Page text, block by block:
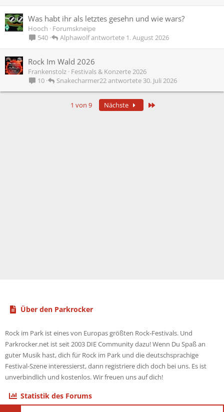
Was habt ihr als letztes gesehn und wie wars?
Hooch
Forumskneipe
540
1. August 2026
Alphawolf
Rock Im Wald 2026
Frankenstolz Festivals & Konzerte 2026
10
30. Juli 2026
Snakecharmer22
1 von 9 Nächste
Über den Parkrocker
Rock im Park ist eines von Europas größten Rock-Festivals. Und
Parkrocker.net ist seit 2003 DIE Community dazu! Wenn Du Spaß an
guter Musik hast, dich für Rock im Park und die deutschsprachige
Festival-Szene interessierst, dann registriere dich doch bei uns. Es ist
unverbindlich und kostenlos. Wir freuen uns auf dich!
Statistik des Forums